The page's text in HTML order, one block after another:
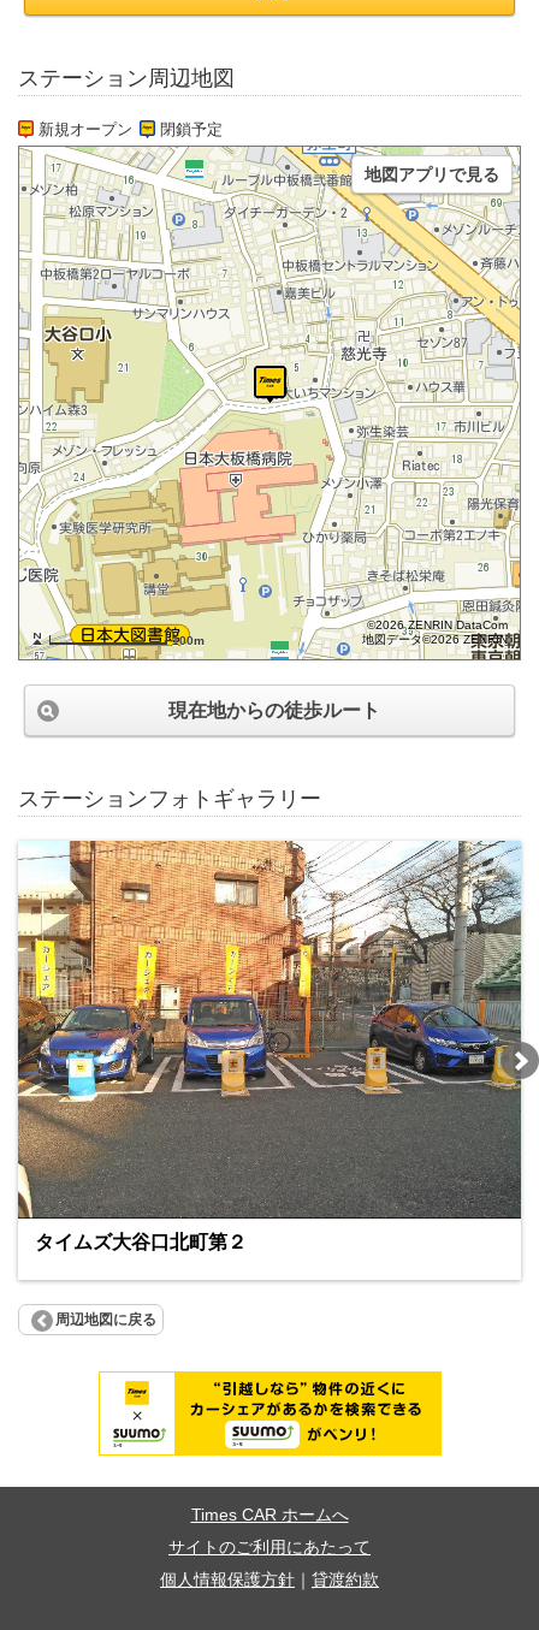
ステーション周辺地図
新規オープン 閉鎖予定
100m
©2026 ZENRIN DataCom
地図データ©2026 ZENRIN
地図アプリで見る
現在地からの徒歩ルート
ステーションフォトギャラリー
タイムズ大谷口北町第２
周辺地図に戻る
Times CAR ホームへ
サイトのご利用にあたって
個人情報保護方針
貸渡約款